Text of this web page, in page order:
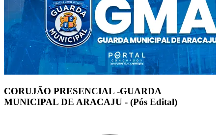
CORUJÃO PRESENCIAL -GUARDA
MUNICIPAL DE ARACAJU - (Pós Edital)